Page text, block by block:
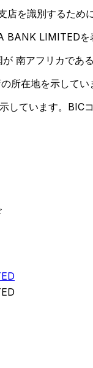
を識別するため
BANK LIMITEDを
南アフリカであ
所在地を示してい
しています。BIC